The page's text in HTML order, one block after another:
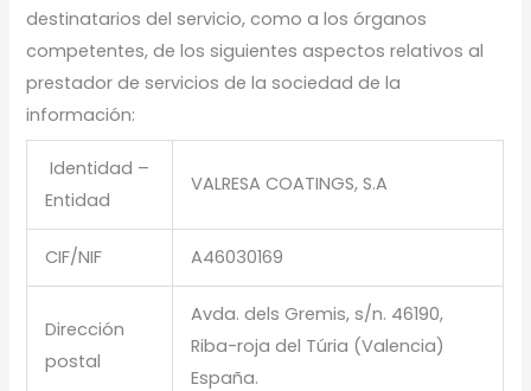
destinatarios del servicio, como a los órganos
competentes, de los siguientes aspectos relativos al
prestador de servicios de la sociedad de la
información:
Identidad –
Entidad
VALRESA COATINGS, S.A
CIF/NIF A46030169
Dirección
postal
Avda. dels Gremis, s/n. 46190,
Riba-roja del Túria (Valencia)
España.